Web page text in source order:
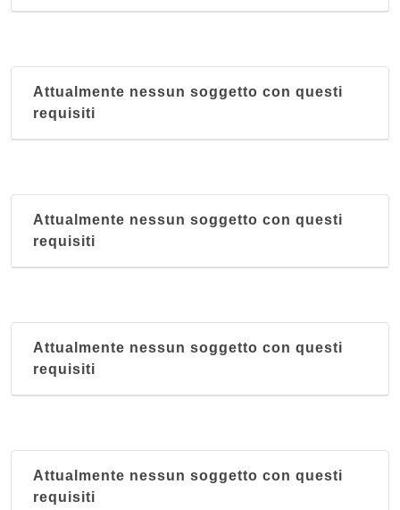
Attualmente nessun soggetto con questi
requisiti
Attualmente nessun soggetto con questi
requisiti
Attualmente nessun soggetto con questi
requisiti
Attualmente nessun soggetto con questi
requisiti